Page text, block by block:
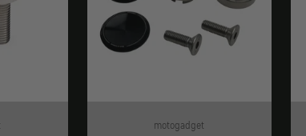
motogadget